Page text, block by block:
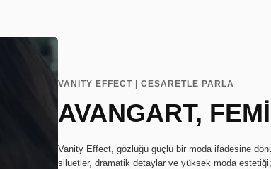
VANITY EFFECT | CESARETLE PARLA
AVANGART,
Vanity Effect, gözlüğü güçlü bir moda ifadesine
siluetler, dramatik detaylar ve yüksek moda